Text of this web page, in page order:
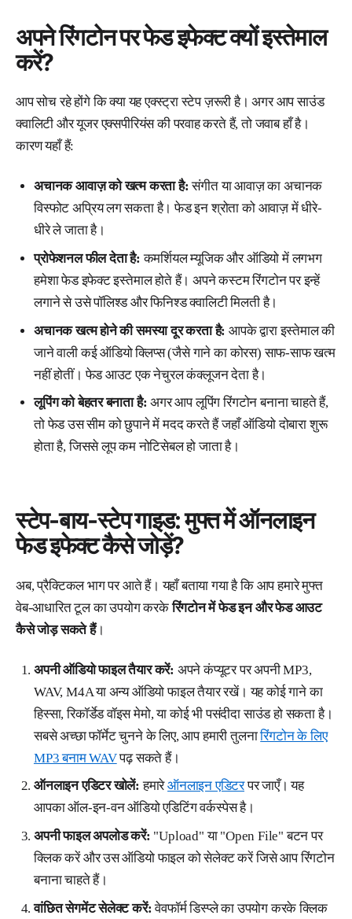
अपने रिंगटोन पर फेड इफेक्ट क्यों इस्तेमाल
करें?
आप सोच रहे होंगे कि क्या यह एक्स्ट्रा स्टेप ज़रूरी है। अगर आप साउंड
क्वालिटी और यूजर एक्सपीरियंस की परवाह करते हैं, तो जवाब हाँ है।
कारण यहाँ हैं:
अचानक आवाज़ को खत्म करता है: संगीत या आवाज़ का अचानक
विस्फोट अप्रिय लग सकता है। फेड इन श्रोता को आवाज़ में धीरे-
धीरे ले जाता है।
प्रोफेशनल फील देता है: कमर्शियल म्यूजिक और ऑडियो में लगभग
हमेशा फेड इफेक्ट इस्तेमाल होते हैं। अपने कस्टम रिंगटोन पर इन्हें
लगाने से उसे पॉलिश्ड और फिनिश्ड क्वालिटी मिलती है।
अचानक खत्म होने की समस्या दूर करता है: आपके द्वारा इस्तेमाल की
जाने वाली कई ऑडियो क्लिप्स (जैसे गाने का कोरस) साफ-साफ खत्म
नहीं होतीं। फेड आउट एक नेचुरल कंक्लूजन देता है।
लूपिंग को बेहतर बनाता है: अगर आप लूपिंग रिंगटोन बनाना चाहते हैं,
तो फेड उस सीम को छुपाने में मदद करते हैं जहाँ ऑडियो दोबारा शुरू
होता है, जिससे लूप कम नोटिसेबल हो जाता है।
स्टेप-बाय-स्टेप गाइड: मुफ्त में ऑनलाइन
फेड इफेक्ट कैसे जोड़ें?
अब, प्रैक्टिकल भाग पर आते हैं। यहाँ बताया गया है कि आप हमारे मुफ्त
वेब-आधारित टूल का उपयोग करकेरिंगटोन में फेड इन और फेड आउट
कैसे जोड़ सकते हैं।
अपनी ऑडियो फाइल तैयार करें: अपने कंप्यूटर पर अपनी MP3,
WAV, M4A या अन्य ऑडियो फाइल तैयार रखें। यह कोई गाने का
हिस्सा, रिकॉर्डेड वॉइस मेमो, या कोई भी पसंदीदा साउंड हो सकता है।
सबसे अच्छा फॉर्मेट चुनने के लिए, आप हमारी तुलनारिंगटोन के लिए
MP3 बनाम WAVपढ़ सकते हैं।
ऑनलाइन एडिटर खोलें: हमारेऑनलाइन एडिटरपर जाएँ। यह
आपका ऑल-इन-वन ऑडियो एडिटिंग वर्कस्पेस है।
अपनी फाइल अपलोड करें: "Upload" या "Open File" बटन पर
क्लिक करें और उस ऑडियो फाइल को सेलेक्ट करें जिसे आप रिंगटोन
बनाना चाहते हैं।
वांछित सेगमेंट सेलेक्ट करें: वेवफॉर्म डिस्प्ले का उपयोग करके क्लिक